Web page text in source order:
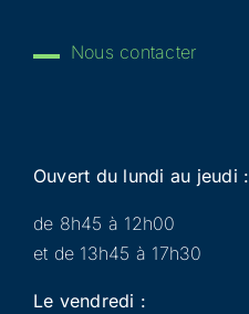
Nous contacter
Ouvert du lundi au jeudi :
de 8h45 à 12h00
et de 13h45 à 17h30
Le vendredi :